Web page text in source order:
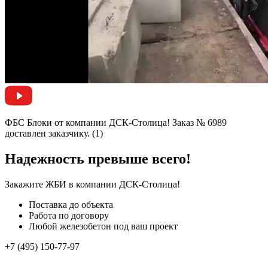
ФБС Блоки от компании ДСК-Столица! Заказ № 6989
доставлен заказчику. (1)
Надежность превыше всего!
Закажите ЖБИ в компании ДСК-Столица!
Поставка до объекта
Работа по договору
Любой железобетон под ваш проект
+7 (495) 150-77-97